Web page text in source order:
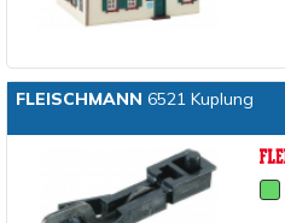
FLEISCHMANN 6521 Kuplung